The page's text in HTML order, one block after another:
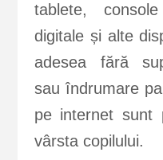
tablete,
digitale și alte
adesea fără
sau îndrumare
pe internet sunt
vârsta copilului.